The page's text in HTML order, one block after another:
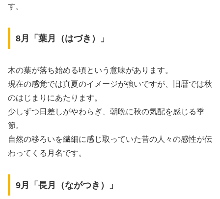
す。
8月「葉月（はづき）」
木の葉が落ち始める頃という意味があります。
現在の感覚では真夏のイメージが強いですが、旧暦では秋
のはじまりにあたります。
少しずつ日差しがやわらぎ、朝晩に秋の気配を感じる季
節。
自然の移ろいを繊細に感じ取っていた昔の人々の感性が伝
わってくる月名です。
9月「長月（ながつき）」